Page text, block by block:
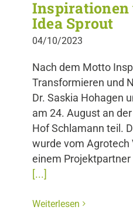
Inspirationen
Idea Sprout
04/10/2023
Nach dem Motto
Transformieren und
Dr. Saskia Hohagen
am 24. August an
Hof Schlamann teil.
wurde vom Agrotech
einem
[...]
Weiterlesen